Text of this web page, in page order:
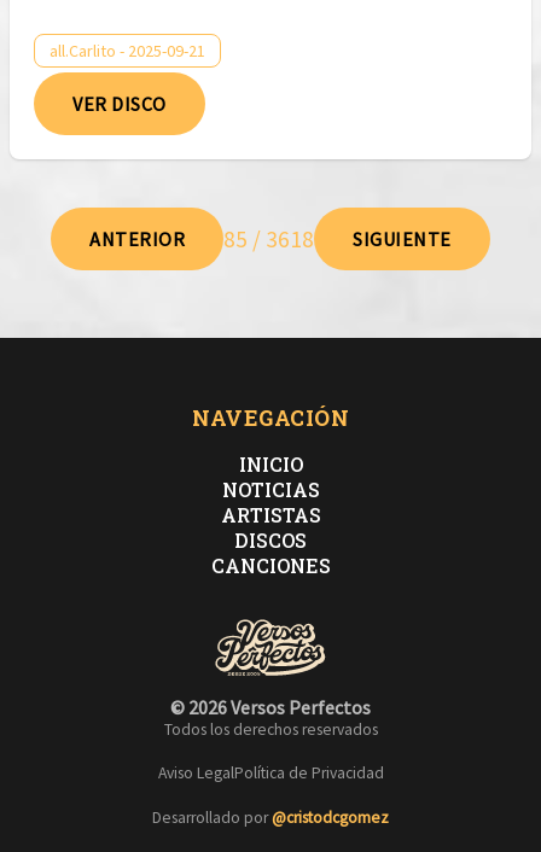
all.Carlito - 2025-09-21
VER DISCO
ANTERIOR 85 / 3618 SIGUIENTE
NAVEGACIÓN
INICIO
NOTICIAS
ARTISTAS
DISCOS
CANCIONES
© 2026 Versos Perfectos
Todos los derechos reservados
Aviso LegalPolítica de Privacidad
Desarrollado por@cristodcgomez